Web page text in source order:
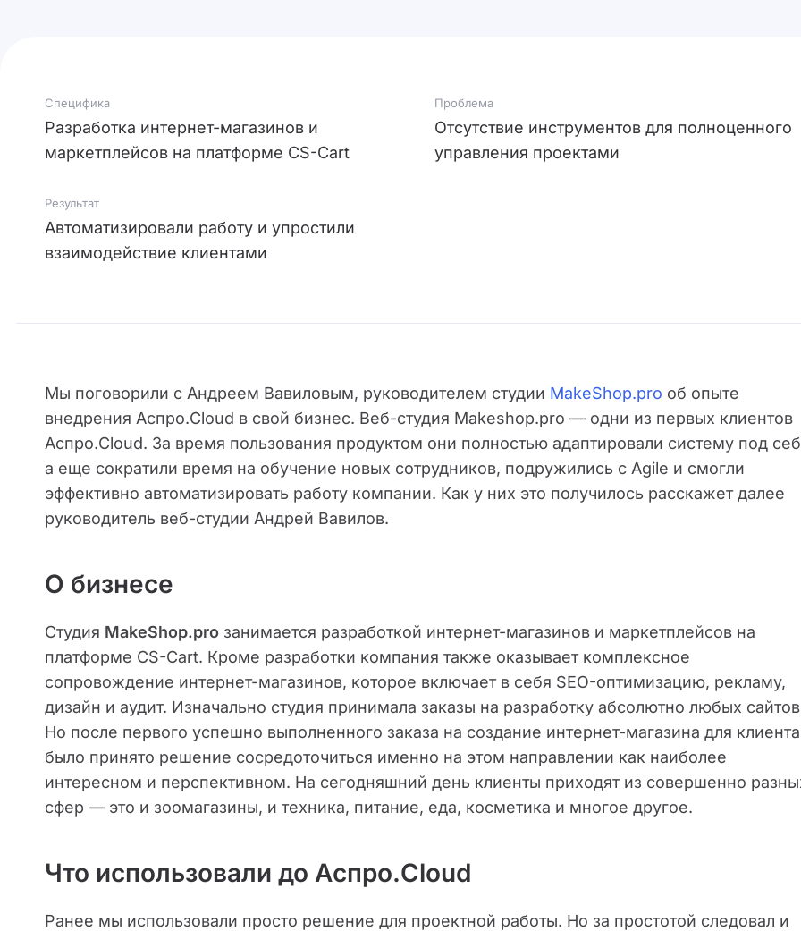
Специфика
Разработка интернет-магазинов и
маркетплейсов на платформе CS-Cart
Проблема
Отсутствие инструментов для полноценного
управления проектами
Результат
Автоматизировали работу и упростили
взаимодействие клиентами
Мы поговорили c Андреем Вавиловым, руководителем студии MakeShop.pro об опыте
внедрения Аспро.Cloud в свой бизнес. Веб-студия Makeshop.pro — одни из первых клиентов
Аспро.Cloud. За время пользования продуктом они полностью адаптировали систему под
а еще сократили время на обучение новых сотрудников, подружились с Agile и смогли
эффективно автоматизировать работу компании. Как у них это получилось расскажет далее
руководитель веб-студии Андрей Вавилов.
О бизнесе
Студия MakeShop.pro занимается разработкой интернет-магазинов и маркетплейсов на
платформе CS-Cart. Кроме разработки компания также оказывает комплексное
сопровождение интернет-магазинов, которое включает в себя SEO-оптимизацию, рекламу,
дизайн и аудит. Изначально студия принимала заказы на разработку абсолютно любых
Но после первого успешно выполненного заказа на создание интернет-магазина для
было принято решение сосредоточиться именно на этом направлении как наиболее
интересном и перспективном. На сегодняшний день клиенты приходят из совершенно
сфер — это и зоомагазины, и техника, питание, еда, косметика и многое другое.
Что использовали до Аспро.Cloud
Ранее мы использовали просто решение для проектной работы. Но за простотой следовал и